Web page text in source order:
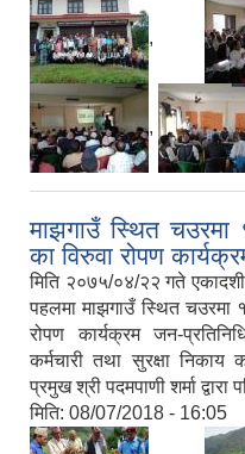
,
,
माझगाउँ स्थित चउरमा
का विरुवा रोपण
मिति २०७५/०४/२२ गते
पहलमा माझगाउँ स्थित चउरमा
रोपण कार्यक्रम जन-
कर्मचारी तथा सुरक्षा निकाय
प्रमुख श्री पदमपाणी शर्मा द्वारा
मिति: 08/07/2018 - 16:05